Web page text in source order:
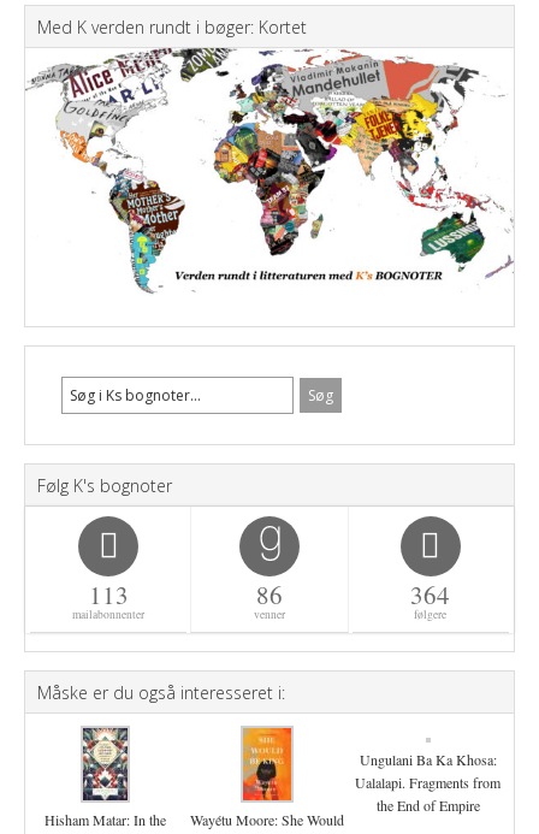
Med K verden rundt i bøger: Kortet
Følg K's bognoter
113
mailabonnenter
86
venner
364
følgere
Måske er du også interesseret i:
Hisham Matar: In the
Wayétu Moore: She Would
Ungulani Ba Ka Khosa:
Ualalapi. Fragments from
the End of Empire